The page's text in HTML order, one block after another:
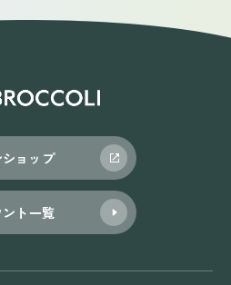
ョップ
ト一覧